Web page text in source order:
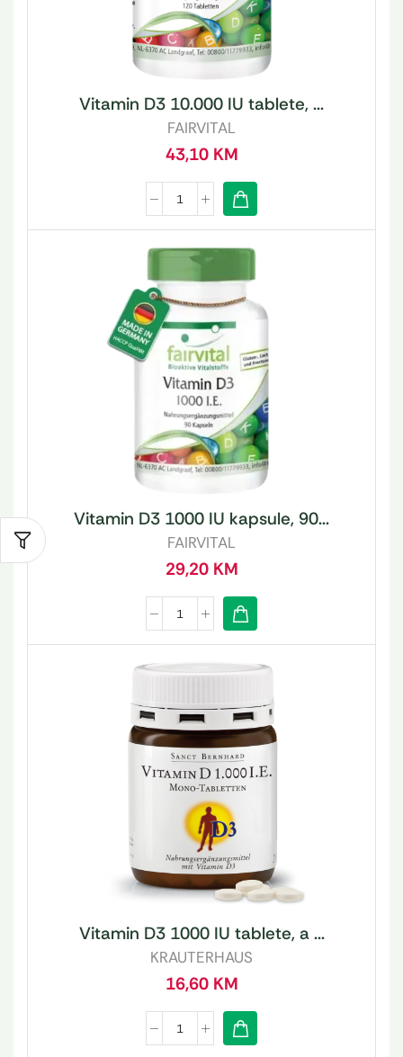
Vitamin D3 10.000 IU tablete, ...
FAIRVITAL
43,10 KM
Vitamin D3 1000 IU kapsule, 90...
FAIRVITAL
29,20 KM
Vitamin D3 1000 IU tablete, a ...
KRAUTERHAUS
16,60 KM